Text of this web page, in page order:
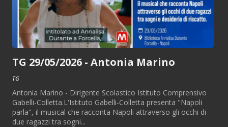
TG 29/05/2026 - Antonia Marino
TG
Antonia Marino - Dirigente Scolastico Istituto Comprensivo
Gabelli-Colletta.L'Istituto Gabelli-Colletta presenta "Napoli
parla", il musical che racconta Napoli attraverso gli occhi di
due ragazzi tra sogni...